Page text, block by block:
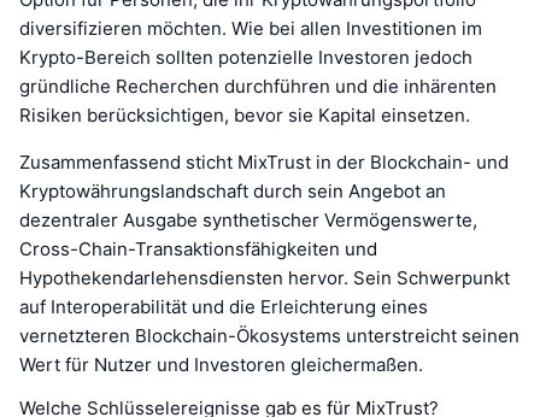
diversifizieren möchten. Wie bei allen Investitionen im
Krypto-Bereich sollten potenzielle Investoren jedoch
gründliche Recherchen durchführen und die inhärenten
Risiken berücksichtigen, bevor sie Kapital einsetzen.
Zusammenfassend sticht MixTrust in der Blockchain- und
Kryptowährungslandschaft durch sein Angebot an
dezentraler Ausgabe synthetischer Vermögenswerte,
Cross-Chain-Transaktionsfähigkeiten und
Hypothekendarlehensdiensten hervor. Sein Schwerpunkt
auf Interoperabilität und die Erleichterung eines
vernetzteren Blockchain-Ökosystems unterstreicht seinen
Wert für Nutzer und Investoren gleichermaßen.
Welche Schlüsselereignisse gab es für MixTrust?